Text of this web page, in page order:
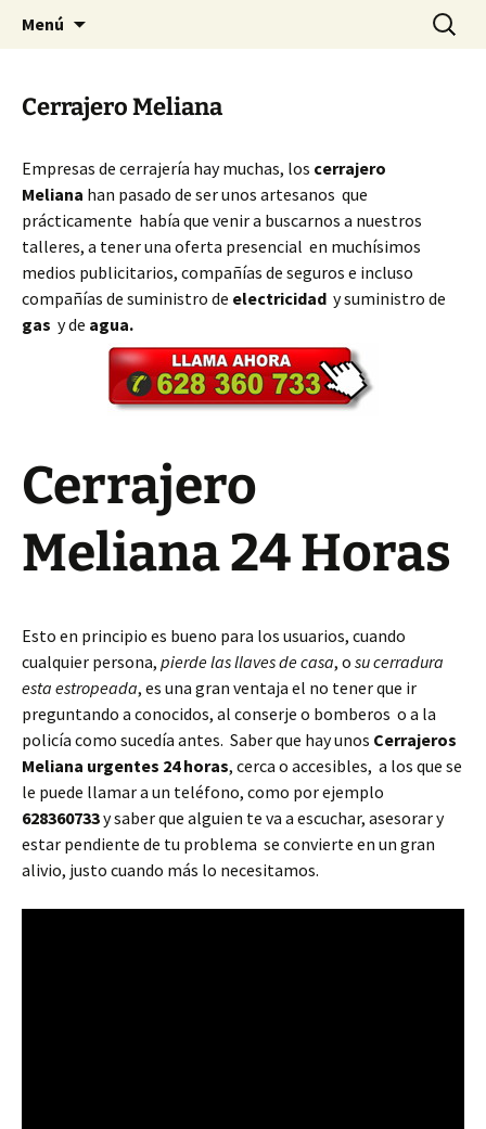
Cerrajeros Valencia – 628 360
733
Menú Buscar:
Cerrajero Meliana
Empresas de cerrajería hay muchas, los cerrajero
Meliana han pasado de ser unos artesanos que
prácticamente había que venir a buscarnos a nuestros
talleres, a tener una oferta presencial en muchísimos
medios publicitarios, compañías de seguros e incluso
compañías de suministro de electricidad y suministro de
gas y de agua.
Cerrajero
Meliana 24 Horas
Esto en principio es bueno para los usuarios, cuando
cualquier persona, pierde las llaves de casa, o su cerradura
esta estropeada, es una gran ventaja el no tener que ir
preguntando a conocidos, al conserje o bomberos o a la
policía como sucedía antes. Saber que hay unos Cerrajeros
Meliana urgentes 24 horas, cerca o accesibles, a los que se
le puede llamar a un teléfono, como por ejemplo
628360733y saber que alguien te va a escuchar, asesorar y
estar pendiente de tu problema se convierte en un gran
alivio, justo cuando más lo necesitamos.